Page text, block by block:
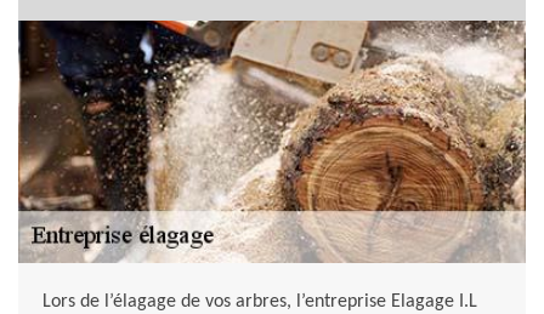
Lors de l’élagage de vos arbres, l’entreprise Elagage I.L